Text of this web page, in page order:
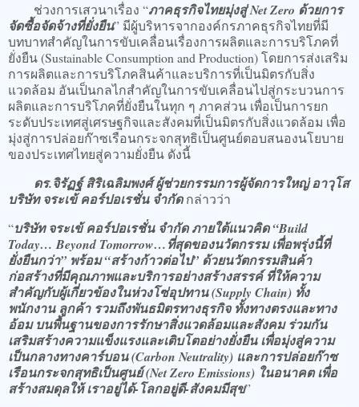
ช่วงการเสวนาเรื่อง “ภาคธุรกิจไทยมุ่งสู่ Net Zero ด้วยการ
จัดซื้อจัดจ้างที่ยั่งยืน” มีผู้บริหารจากองค์กรภาคธุรกิจไทยที่มี
บทบาทสำคัญในการขับเคลื่อนเรื่องการผลิตและการบริโภคที่
ยั่งยืน (Sustainable Consumption and Production) โดยการส่งเสริม
การผลิตและการบริโภคสินค้าและบริการที่เป็นมิตรกับสิ่ง
แวดล้อม อันเป็นกลไกสำคัญในการขับเคลื่อนไปสู่กระบวนการ
ผลิตและการบริโภคที่ยั่งยืนในทุก ๆ ภาคส่วน เพื่อเป็นการยก
ระดับประเทศสู่เศรษฐกิจและสังคมที่เป็นมิตรกับสิ่งแวดล้อม เพื่อ
มุ่งสู่การปล่อยก๊าซเรือนกระจกสุทธิเป็นศูนย์ตอบสนองนโยบาย
ของประเทศไทยสู่ความยั่งยืน ดังนี้
ดร.จิรัฏฐ์ สิริเฉลิมพงศ์ ผู้ช่วยกรรมการผู้จัดการใหญ่ อาวุโส
บริษัท จระเข้ คอร์ปอเรชั่น จำกัดกล่าวว่า
“บริษัท จระเข้ คอร์ปอเรชั่น จำกัด ภายใต้แนวคิด “Build
Today… Beyond Tomorrow…ที่สุดของนวัตกรรม เพื่อพรุ่งนี้ที่
ยั่งยืนกว่า” พร้อม “สร้างก้าวต่อไป” ด้วยนวัตกรรมสินค้า
ก่อสร้างที่มีคุณภาพและบริการอย่างสร้างสรรค์ ที่ให้ความ
สำคัญกับผู้เกี่ยวข้องในห่วงโซ่อุปทาน (Supply Chain) ทั้ง
พนักงาน ลูกค้า รวมถึงพันธมิตรทางธุรกิจ ทั้งทางตรงและทาง
อ้อม บนพื้นฐานของการรักษาสิ่งแวดล้อมและสังคม ร่วมกัน
เสริมสร้างความแข็งแรงและเติบโตอย่างยั่งยืน เพื่อมุ่งสู่ความ
เป็นกลางทางคาร์บอน (Carbon Neutrality) และการปล่อยก๊าซ
เรือนกระจกสุทธิเป็นศูนย์ (Net Zero Emissions) ในอนาคต เพื่อ
สร้างสมดุลให้ เราอยู่ได้-โลกอยู่ดี-สังคมมีสุข”